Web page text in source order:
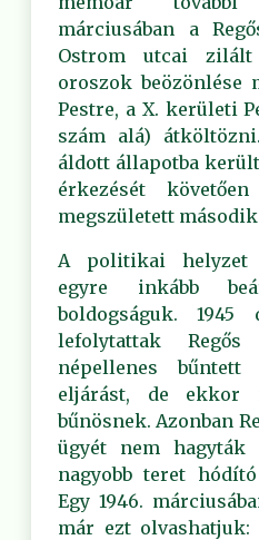
márciusában a
Ostrom utcai
oroszok beözönlése
Pestre, a X. kerületi
szám alá)
áldott állapotba
érkezését
megszületett
A politikai helyzet
egyre inkább
boldogságuk. 1945
lefolytattak
népellenes
eljárást, de ekkor
bűnösnek. Azonban
ügyét nem hagyták
nagyobb teret
Egy 1946.
már ezt